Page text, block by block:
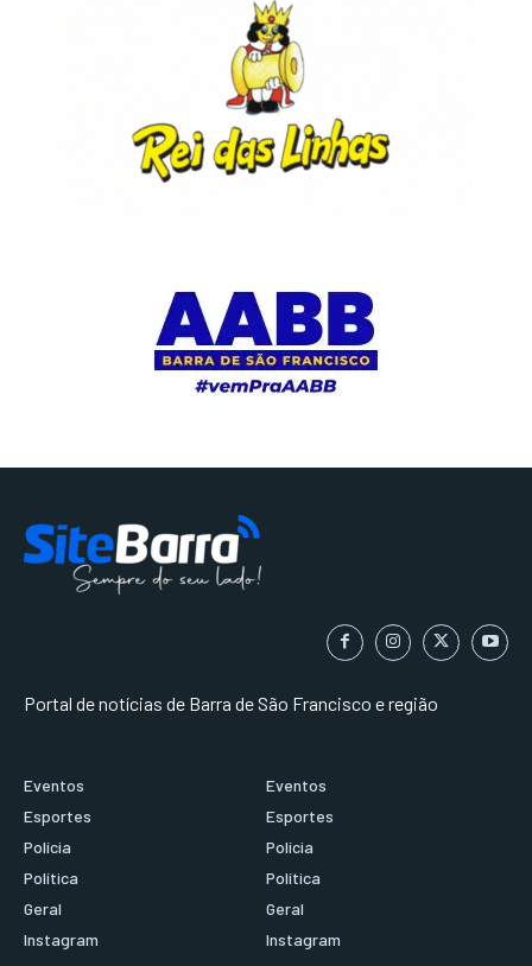
Portal de notícias de Barra de São Francisco e região
Eventos
Esportes
Polícia
Política
Geral
Instagram
Eventos
Esportes
Polícia
Política
Geral
Instagram